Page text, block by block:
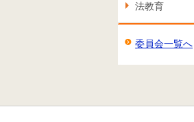
法教育
委員会一覧へ